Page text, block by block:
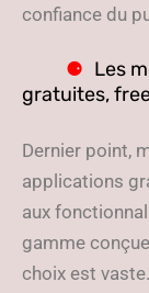
confiance du
Les
gratuites,
Dernier point,
applications
aux
gamme
choix est